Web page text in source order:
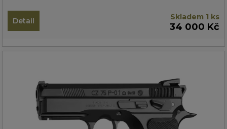
Detail Skladem 1 ks
34 000 Kč